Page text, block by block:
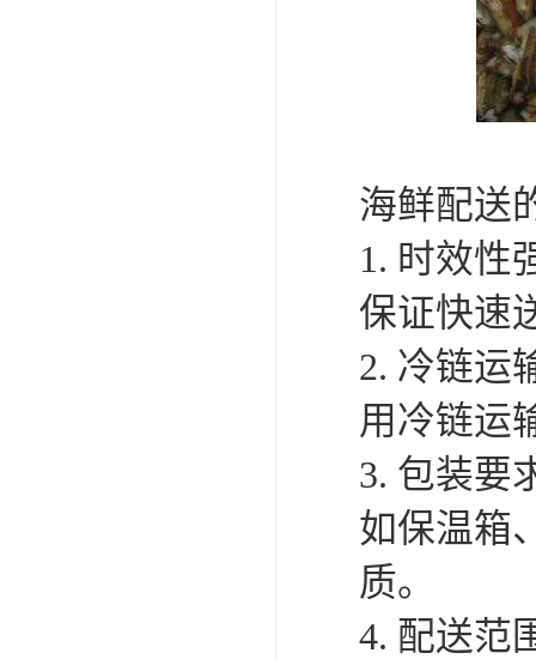
海鲜配送
1. 时效性
保证快速
2. 冷链运
用冷链运
3. 包装要
如保温箱
质。
4. 配送范